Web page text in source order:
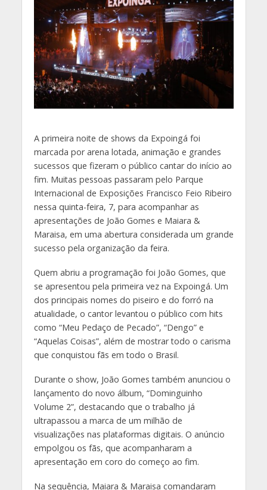
A primeira noite de shows da Expoingá foi
marcada por arena lotada, animação e grandes
sucessos que fizeram o público cantar do início ao
fim. Muitas pessoas passaram pelo Parque
Internacional de Exposições Francisco Feio Ribeiro
nessa quinta-feira, 7, para acompanhar as
apresentações de João Gomes e Maiara &
Maraisa, em uma abertura considerada um grande
sucesso pela organização da feira.
Quem abriu a programação foi João Gomes, que
se apresentou pela primeira vez na Expoingá. Um
dos principais nomes do piseiro e do forró na
atualidade, o cantor levantou o público com hits
como “Meu Pedaço de Pecado”, “Dengo” e
“Aquelas Coisas”, além de mostrar todo o carisma
que conquistou fãs em todo o Brasil.
Durante o show, João Gomes também anunciou o
lançamento do novo álbum, “Dominguinho
Volume 2”, destacando que o trabalho já
ultrapassou a marca de um milhão de
visualizações nas plataformas digitais. O anúncio
empolgou os fãs, que acompanharam a
apresentação em coro do começo ao fim.
Na sequência, Maiara & Maraisa comandaram